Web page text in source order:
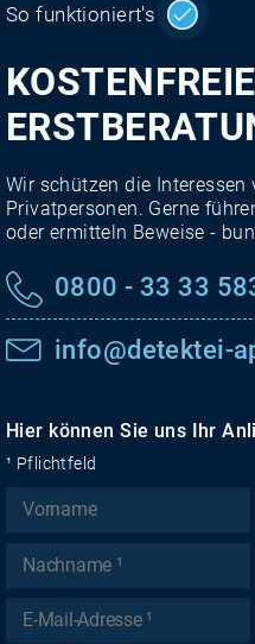
So funktioniert's
KOSTENFREIE
Wir schützen die Interessen
Privatpersonen. Gerne
oder ermitteln Beweise -
0800 - 33 33
info@detektei-
Hier können Sie uns Ihr
¹ Pflichtfeld